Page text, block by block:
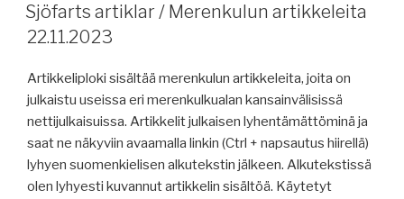
Sjöfarts artiklar / Merenkulun artikkeleita
22.11.2023
Artikkeliploki sisältää merenkulun artikkeleita, joita on
julkaistu useissa eri merenkulkualan kansainvälisissä
nettijulkaisuissa. Artikkelit julkaisen lyhentämättöminä ja
saat ne näkyviin avaamalla linkin (Ctrl + napsautus hiirellä)
lyhyen suomenkielisen alkutekstin jälkeen. Alkutekstissä
olen lyhyesti kuvannut artikkelin sisältöä. Käytetyt